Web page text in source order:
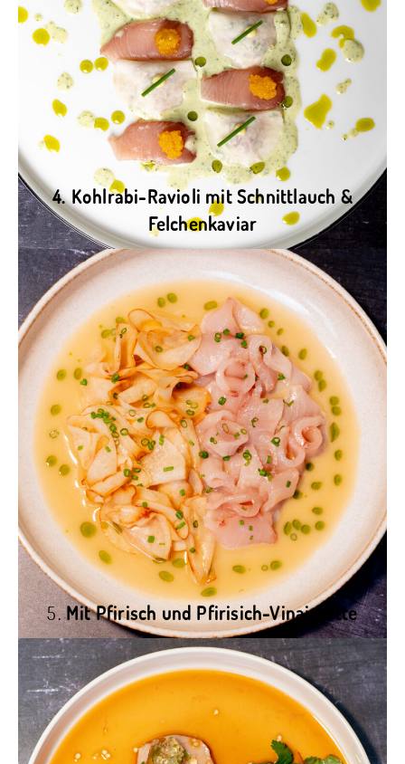
4.Kohlrabi-Ravioli mit Schnittlauch &
Felchenkaviar
5.Mit Pfirisch und Pfirisich-Vinaigrette